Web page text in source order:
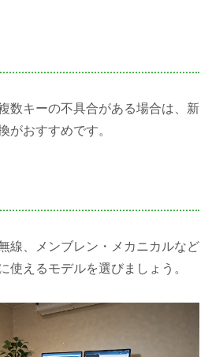
数キーの不具合がある場合は、新
がおすすめです。
線、メンブレン・メカニカルなど
使えるモデルを選びましょう。